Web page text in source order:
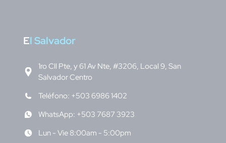
El Salvador
1ro Cll Pte, y 61 Av Nte, #3206, Local 9, San
Salvador Centro
Teléfono: +503 6986 1402
WhatsApp: +503 7687 3923
Lun - Vie 8:00am - 5:00pm